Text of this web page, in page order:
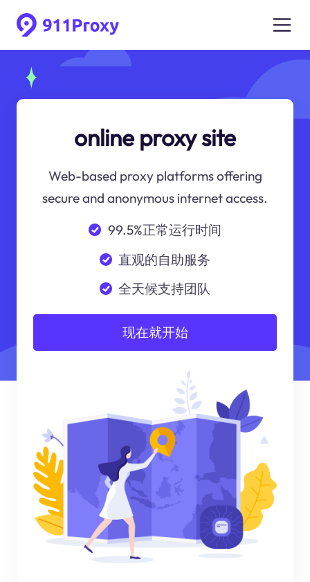
online proxy site
Web-based proxy platforms offering
secure and anonymous internet access.
99.5%正常运行时间
直观的自助服务
全天候支持团队
现在就开始